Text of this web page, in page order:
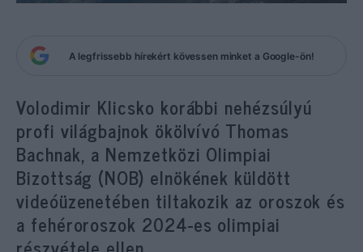
A legfrissebb hírekért kövessen minket a Google-ön!
Volodimir Klicsko korábbi nehézsúlyú
profi világbajnok ökölvívó Thomas
Bachnak, a Nemzetközi Olimpiai
Bizottság (NOB) elnökének küldött
videóüzenetében tiltakozik az oroszok és
a fehéroroszok 2024-es olimpiai